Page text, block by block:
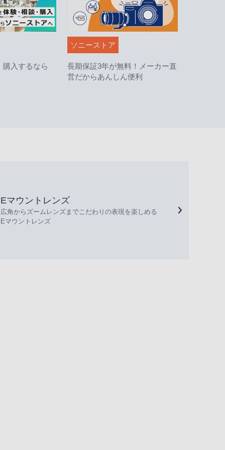
購入するなら
ソニーストア
長期保証3年が無料！メーカー直
営だからあんしん便利
Eマウントレンズ
広角からズームレンズまでこだわりの表現を楽しめる
Eマウントレンズ